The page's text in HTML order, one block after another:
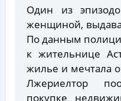
Один из
женщиной,
По данным
к жительнице
жилье и мечтала
Лжериелтор
покупке